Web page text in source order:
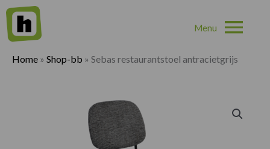
Home » Shop-bb » Sebas restaurantstoel antracietgrijs